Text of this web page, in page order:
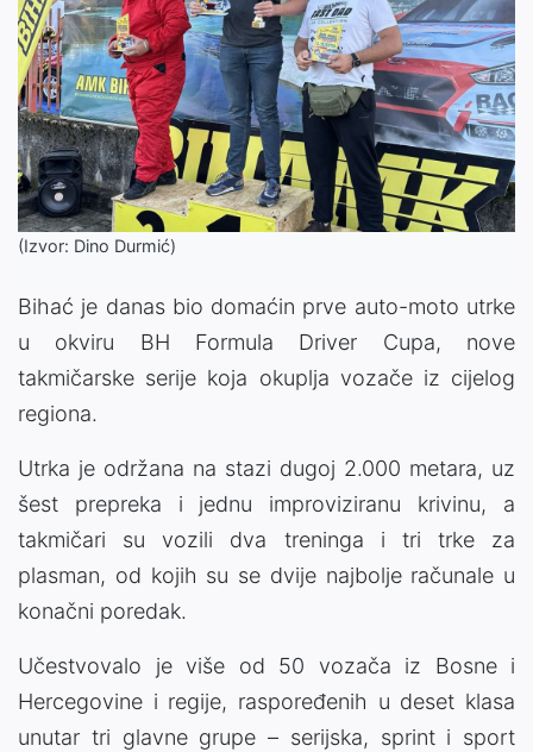
(Izvor: Dino Durmić)
Bihać je danas bio domaćin prve auto-moto utrke
u okviru BH Formula Driver Cupa, nove
takmičarske serije koja okuplja vozače iz cijelog
regiona.
Utrka je održana na stazi dugoj 2.000 metara, uz
šest prepreka i jednu improviziranu krivinu, a
takmičari su vozili dva treninga i tri trke za
plasman, od kojih su se dvije najbolje računale u
konačni poredak.
Učestvovalo je više od 50 vozača iz Bosne i
Hercegovine i regije, raspoređenih u deset klasa
unutar tri glavne grupe – serijska, sprint i sport